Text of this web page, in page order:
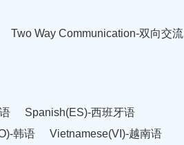
Two Way Communication-双向交流
Spanish(ES)-西班牙语
韩语
Vietnamese(VI)-越南语